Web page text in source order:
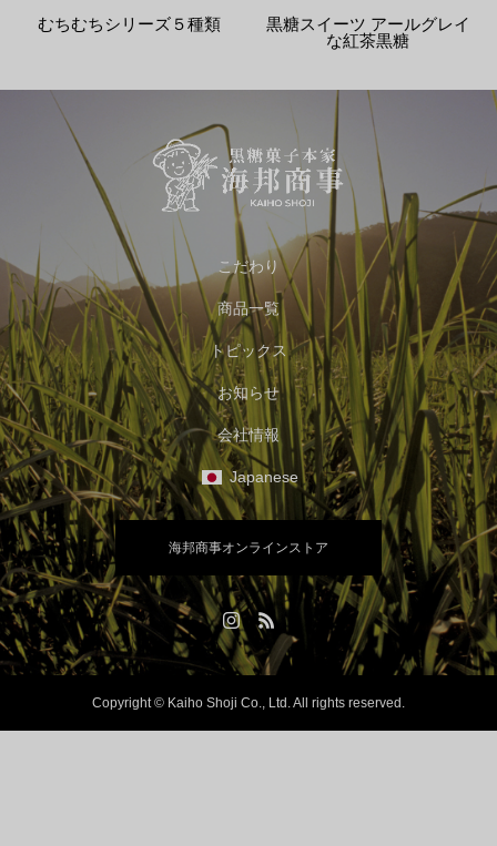
むちむちシリーズ５種類
黒糖スイーツ アールグレイ
な紅茶黒糖
こだわり
商品一覧
トピックス
お知らせ
会社情報
Japanese
海邦商事オンラインストア
Copyright © Kaiho Shoji Co., Ltd. All rights reserved.